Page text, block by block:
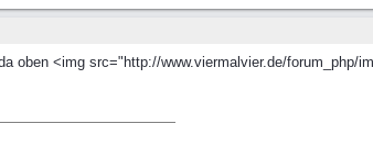
oben <img src="http://www.viermalvier.de/forum_php/